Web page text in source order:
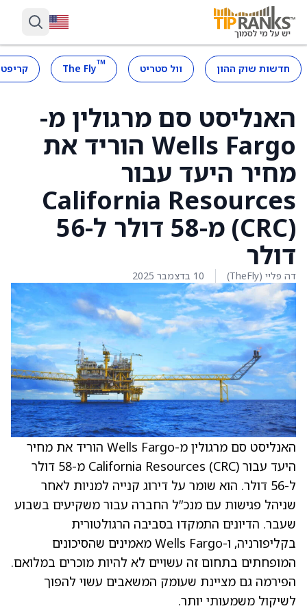
חדשות שוק ההון וול סטריט ™
The Fly
האנליסט סם מרגולין מ-
Wells Fargo הוריד את
מחיר היעד עבור
California Resources
(CRC) מ-58 דולר ל-56
דולר
דה פליי (TheFly) 10 בדצמבר 2025
האנליסט סם מרגולין מ-Wells Fargo הוריד את מחיר
היעד עבור California Resources (CRC) מ-58 דולר
ל-56 דולר. הוא שומר על דירוג קנייה למניות לאחר
שניהל פגישות עם מנכ”ל החברה עבור משקיעים בשבוע
שעבר. הדיונים התמקדו בסביבה הרגולטורית
בקליפורניה, ו-Wells Fargo מאמינים שהסיכונים
המופחתים בתחום זה עשויים לא להיות מוכרים במלואם.
הפירמה גם מציינת שעומק המשאבים עשוי להפוך
לשיקול משמעותי יותר.